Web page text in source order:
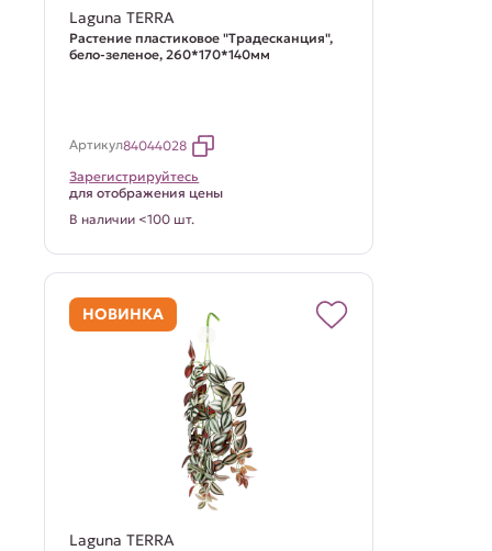
Laguna TERRA
Растение пластиковое "Традесканция",
бело-зеленое, 260*170*140мм
Артикул84044028
Зарегистрируйтесь
для отображения цены
В наличии <100 шт.
НОВИНКА
Laguna TERRA